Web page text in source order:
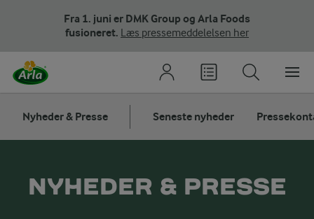
Fra 1. juni er DMK Group og Arla Foods
fusioneret. Læs pressemeddelelsen her
Nyheder & Presse Seneste nyheder
NYHEDER & PRESSE